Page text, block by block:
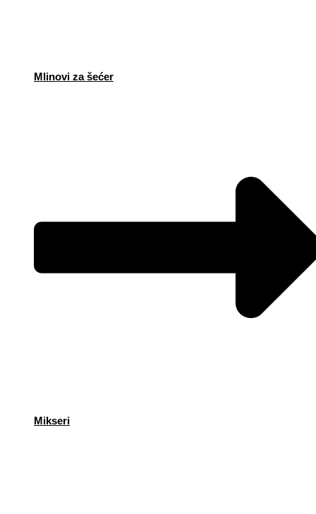
Mlinovi za šećer
Mikseri